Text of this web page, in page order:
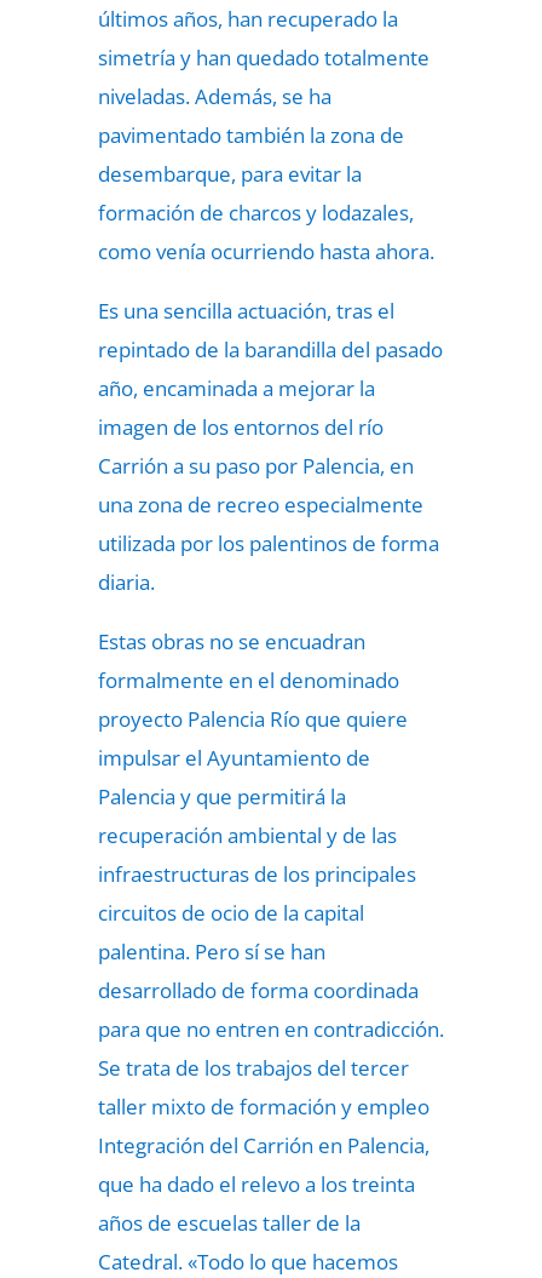
últimos años, han recuperado la
simetría y han quedado totalmente
niveladas. Además, se ha
pavimentado también la zona de
desembarque, para evitar la
formación de charcos y lodazales,
como venía ocurriendo hasta ahora.
Es una sencilla actuación, tras el
repintado de la barandilla del pasado
año, encaminada a mejorar la
imagen de los entornos del río
Carrión a su paso por Palencia, en
una zona de recreo especialmente
utilizada por los palentinos de forma
diaria.
Estas obras no se encuadran
formalmente en el denominado
proyecto Palencia Río que quiere
impulsar el Ayuntamiento de
Palencia y que permitirá la
recuperación ambiental y de las
infraestructuras de los principales
circuitos de ocio de la capital
palentina. Pero sí se han
desarrollado de forma coordinada
para que no entren en contradicción.
Se trata de los trabajos del tercer
taller mixto de formación y empleo
Integración del Carrión en Palencia,
que ha dado el relevo a los treinta
años de escuelas taller de la
Catedral. «Todo lo que hacemos